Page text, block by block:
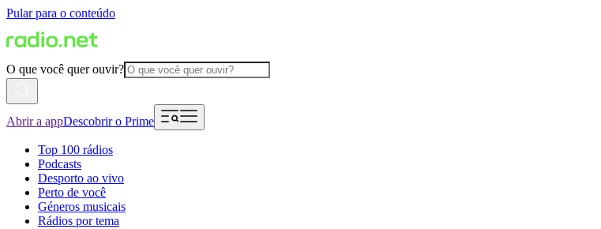
Pular para o conteúdo
O que você quer ouvir?
Abrir a appDescobrir o Prime
Top 100 rádios
Podcasts
Desporto ao vivo
Perto de você
Géneros musicais
Rádios por tema